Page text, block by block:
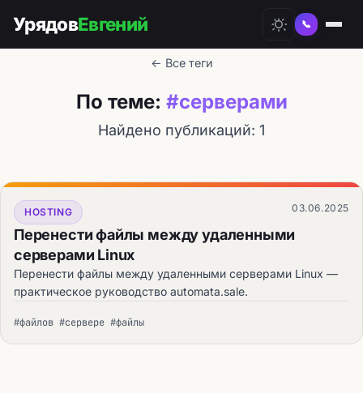
УрядовЕвгений 📞
← Все теги
По теме: #серверами
Найдено публикаций: 1
HOSTING 03.06.2025
Перенести файлы между удаленными
серверами Linux
Перенести файлы между удаленными серверами Linux —
практическое руководство automata.sale.
#файлов #сервере #файлы